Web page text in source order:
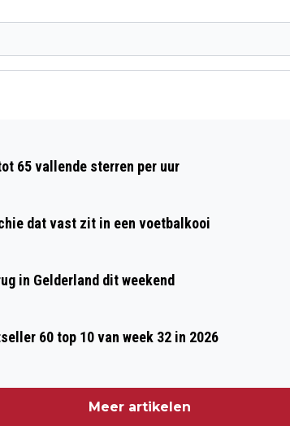
ZATERDAG 1 JULI
65 vallende sterren per uur
dat vast zit in een voetbalkooi
in Gelderland dit weekend
60 top 10 van week 32 in 2026
Meer artikelen